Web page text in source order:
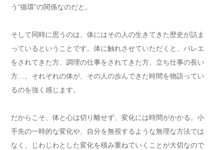
う“循環”の関係なのだと。
そして同時に思うのは、体にはその人の生きてきた歴史が詰ま
っているということです。体に触れさせていただくと、バレエ
をされてきた方、調理の仕事をされてきた方、立ち仕事の長い
方…。それぞれの体が、その人の歩んできた時間を物語ってい
るのを強く感じます。
だからこそ、体と心は切り離せず、変化には時間がかかる。小
手先の一時的な変化や、自分を無視するような無理な方法では
なく、じわじわとした変化を積み重ねていくことが大切なので